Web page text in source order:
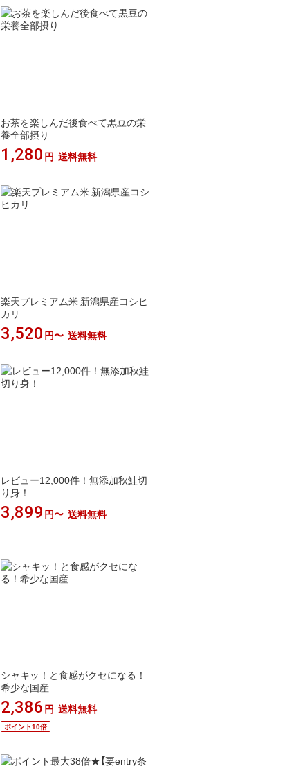
お茶を楽しんだ後食べて黒豆の栄
養全部摂り
1,280 円 送料無料
楽天プレミアム米 新潟県産コシヒ
カリ
3,520 円〜 送料無料
レビュー12,000件！無添加秋鮭切
り身！
3,899 円〜 送料無料
シャキッ！と食感がクセになる！
希少な国産
2,386 円 送料無料
ポイント10倍